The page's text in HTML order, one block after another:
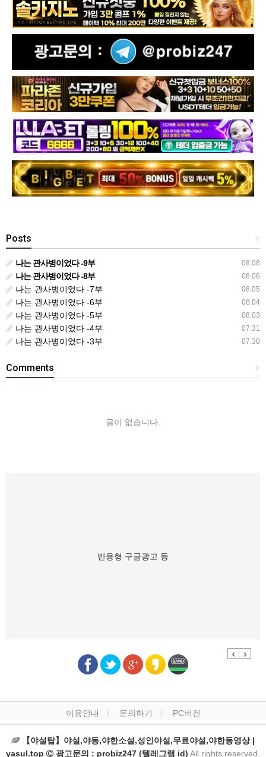
+
Posts
08.08
나는 관사병이었다 -9부
08.06
나는 관사병이었다 -8부
08.05
나는 관사병이었다 -7부
08.04
나는 관사병이었다 -6부
08.03
나는 관사병이었다 -5부
07.31
나는 관사병이었다 -4부
07.30
나는 관사병이었다 -3부
+
Comments
글이 없습니다.
반응형 구글광고 등
Previous
Next
이용안내 문의하기 PC버전
【야설탑】야설,야동,야한소설,성인야설,무료야설,야한동영상 |
yasul.top
광고문의 : probiz247 (텔레그램 id) All rights reserved.